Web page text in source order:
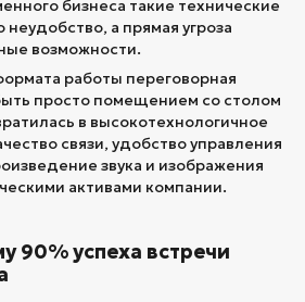
бизнеса такие технические
а прямая угроза
возможности.
работы переговорная
просто помещением со столом
в высокотехнологичное
связи, удобство управления
звука и изображения
активами компании.
90% успеха встречи